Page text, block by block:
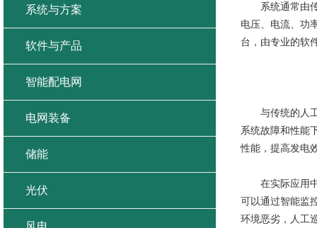
系统通常由传
电压、电流、功
台，由专业的软
与传统的人工
系统故障和性能
性能，提高发电
在实际应用中
可以通过智能监
环境恶劣，人工
系统与方案
软件与产品
智能配电网
电网装备
储能
光伏